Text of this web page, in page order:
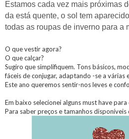
Estamos cada vez mais próximas
da está quente, o sol tem
todas as roupas de inverno para a
O que vestir agora?
O que calçar?
Sugiro que simplifiquem. Tons básicos,
fáceis de conjugar, adaptando -se a várias
Este ano queremos sentir-nos leves e
Em baixo selecionei alguns must have
Para saber preços e tamanhos disponíveis